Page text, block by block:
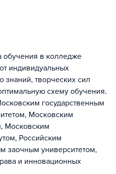
обучения в колледже
индивидуальных
знаний, творческих сил
схему обучения.
государственным
Московским
Московским
Российским
заочным университетом,
и инновационных